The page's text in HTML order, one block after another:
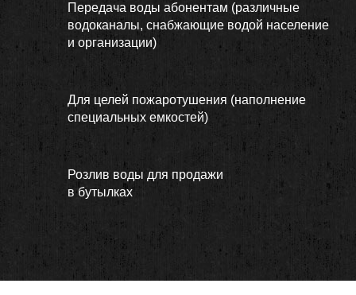
Передача воды абонентам (различные
водоканалы, снабжающие водой население
и организации)
Для целей пожаротушения (наполнение
специальных емкостей)
Розлив воды для продажи
в бутылках